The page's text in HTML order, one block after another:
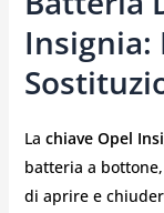
Insignia:
La chiave Opel
batteria a
di aprire e